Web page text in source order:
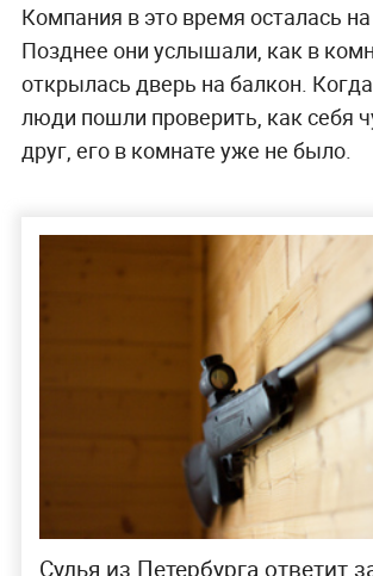
Компания в это время осталась на
Позднее они услышали, как в
открылась дверь на балкон.
люди пошли проверить, как себя
друг, его в комнате уже не было.
Судья из Петербурга ответит